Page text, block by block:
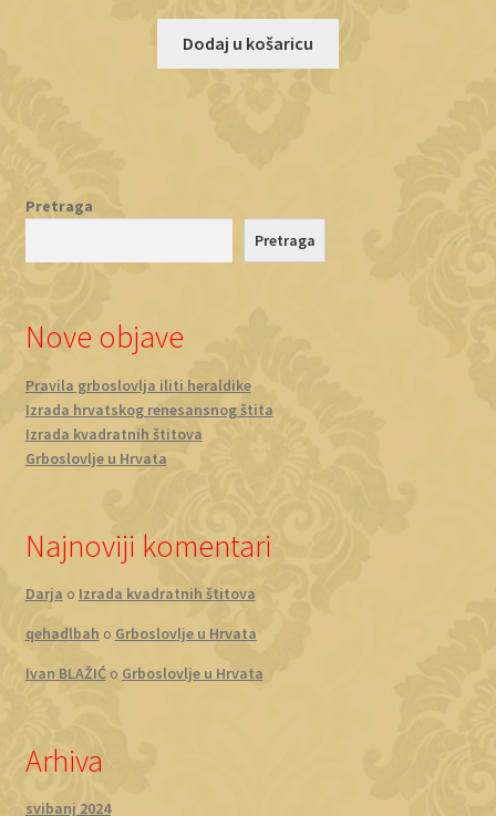
Dodaj u košaricu
Pretraga
Pretraga
Nove objave
Pravila grboslovlja iliti heraldike
Izrada hrvatskog renesansnog štita
Izrada kvadratnih štitova
Grboslovlje u Hrvata
Najnoviji komentari
Darja o Izrada kvadratnih štitova
qehadlbah o Grboslovlje u Hrvata
Ivan BLAŽIĆo Grboslovlje u Hrvata
Arhiva
svibanj 2024